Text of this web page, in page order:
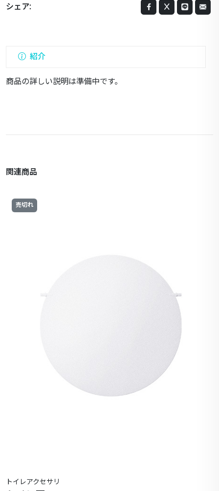
シェア:
紹介
商品の詳しい説明は準備中です。
関連商品
売切れ
トイレアクセサリ